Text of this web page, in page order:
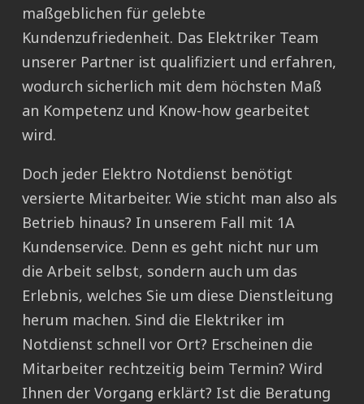
maßgeblichen für gelebte
Kundenzufriedenheit. Das Elektriker Team
unserer Partner ist qualifiziert und erfahren,
wodurch sicherlich mit dem höchsten Maß
an Kompetenz und Know-how gearbeitet
wird.
Doch jeder Elektro Notdienst benötigt
versierte Mitarbeiter. Wie sticht man also als
Betrieb hinaus? In unserem Fall mit 1A
Kundenservice. Denn es geht nicht nur um
die Arbeit selbst, sondern auch um das
Erlebnis, welches Sie um diese Dienstleitung
herum machen. Sind die Elektriker im
Notdienst schnell vor Ort? Erscheinen die
Mitarbeiter rechtzeitig beim Termin? Wird
Ihnen der Vorgang erklärt? Ist die Beratung